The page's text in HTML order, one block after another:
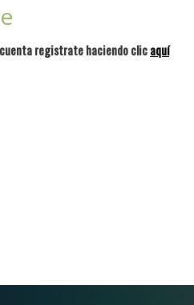
registrate haciendo clicaquí